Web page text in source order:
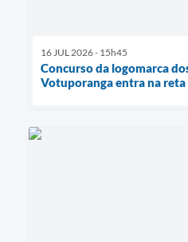
16 JUL 2026 - 15h45
Concurso da logomarca
Votuporanga entra na